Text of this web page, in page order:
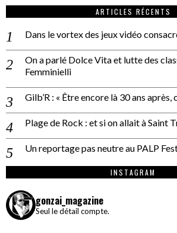
ARTICLES RÉCENTS
Dans le vortex des jeux vidéo
On a parlé Dolce Vita et lutte des
Femminielli
Gilb’R : « Être encore là 30 ans après,
Plage de Rock : et si on allait à Saint
Un reportage pas neutre au PALP
INSTAGRAM
gonzai_magazine
Seul le détail compte.